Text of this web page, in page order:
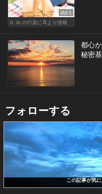
Vol.1
Ｇ.Ｗ.の行楽に耳より情報
都心
秘密
フォローする
この記事が気